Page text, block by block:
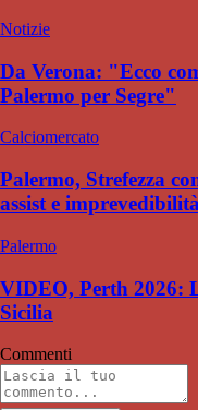
Notizie
Da Verona: "Ecco
Palermo per Segre"
Calciomercato
Palermo, Strefezza
assist e
Palermo
VIDEO, Perth 2026:
Sicilia
Commenti